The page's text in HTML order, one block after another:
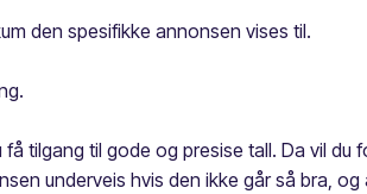
den spesifikke annonsen vises til.
tilgang til gode og presise tall. Da vil du
underveis hvis den ikke går så bra,